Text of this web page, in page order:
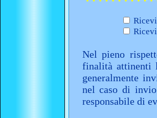
Nel pieno
finalità attinenti
generalmente
nel caso di
responsabile di